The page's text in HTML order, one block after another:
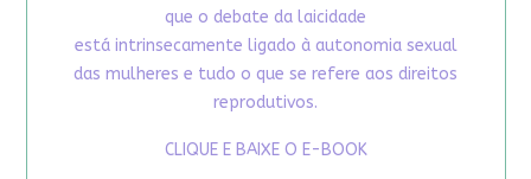
que o debate da laicidade
está intrinsecamente ligado à autonomia sexual
das mulheres e tudo o que se refere aos direitos
reprodutivos.
CLIQUE E BAIXE O E-BOOK